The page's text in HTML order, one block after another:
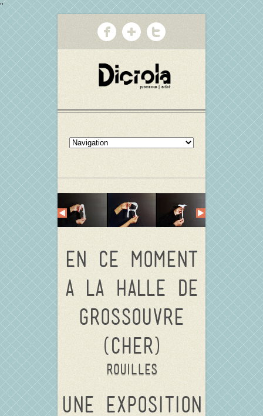
"
En ce moment
a la Halle de
Grossouvre
(Cher)
ROUILLES
une exposition